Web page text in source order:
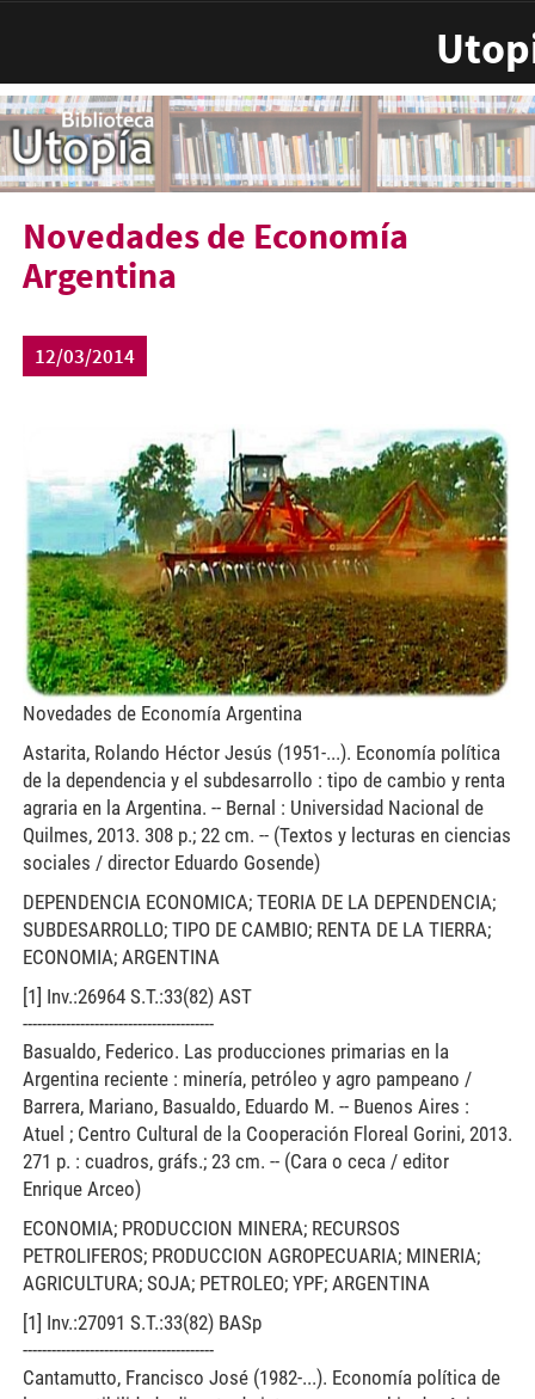
Novedades de Economía
Argentina
12/03/2014
Novedades de Economía Argentina
Astarita, Rolando Héctor Jesús (1951-...). Economía política
de la dependencia y el subdesarrollo : tipo de cambio y renta
agraria en la Argentina. -- Bernal : Universidad Nacional de
Quilmes, 2013. 308 p.; 22 cm. -- (Textos y lecturas en ciencias
sociales / director Eduardo Gosende)
DEPENDENCIA ECONOMICA; TEORIA DE LA DEPENDENCIA;
SUBDESARROLLO; TIPO DE CAMBIO; RENTA DE LA TIERRA;
ECONOMIA; ARGENTINA
[1] Inv.:26964 S.T.:33(82) AST
----------------------------------------
Basualdo, Federico. Las producciones primarias en la
Argentina reciente : minería, petróleo y agro pampeano /
Barrera, Mariano, Basualdo, Eduardo M. -- Buenos Aires :
Atuel ; Centro Cultural de la Cooperación Floreal Gorini, 2013.
271 p. : cuadros, gráfs.; 23 cm. -- (Cara o ceca / editor
Enrique Arceo)
ECONOMIA; PRODUCCION MINERA; RECURSOS
PETROLIFEROS; PRODUCCION AGROPECUARIA; MINERIA;
AGRICULTURA; SOJA; PETROLEO; YPF; ARGENTINA
[1] Inv.:27091 S.T.:33(82) BASp
----------------------------------------
Cantamutto, Francisco José (1982-...). Economía política de